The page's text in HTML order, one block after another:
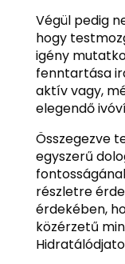
Végül pedig
hogy
igény
fenntartása
aktív vagy,
elegendő
Összegezve
egyszerű
részletre
érdekében,
közérzetű